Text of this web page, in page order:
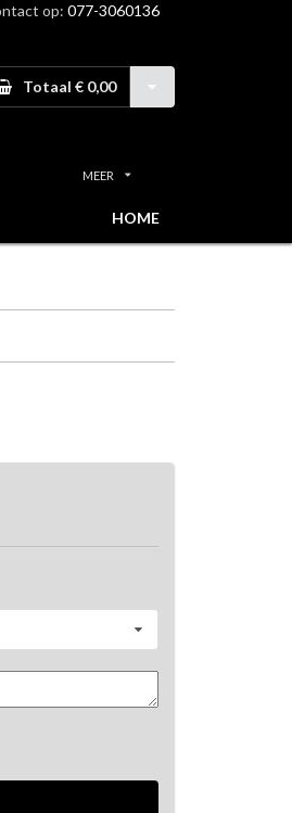
op: 077-3060136
Totaal € 0,00
MEER
HOME